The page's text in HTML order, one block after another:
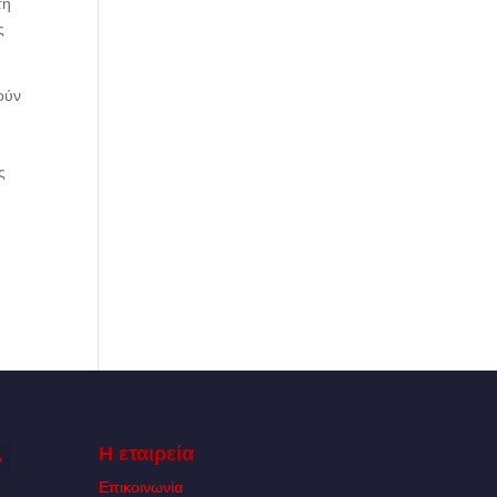
Η εταιρεία
Επικοινωνία